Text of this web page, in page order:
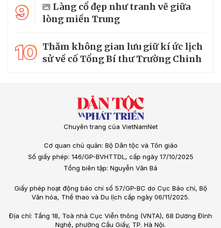
9
Làng cổ đẹp như tranh vẽ giữa
lòng miền Trung
10 Thăm không gian lưu giữ kí ức lịch
sử về cố Tổng Bí thư Trường Chinh
Chuyên trang của VietNamNet
Cơ quan chủ quản: Bộ Dân tộc và Tôn giáo
Số giấy phép: 146/GP-BVHTTDL, cấp ngày 17/10/2025
Tổng biên tập: Nguyễn Văn Bá
Giấy phép hoạt động báo chí số 57/GP-BC do Cục Báo chí, Bộ
Văn hóa, Thể thao và Du lịch cấp ngày 06/11/2025.
Địa chỉ: Tầng 18, Toà nhà Cục Viễn thông (VNTA), 68 Dương Đình
Nghệ, phường Cầu Giấy, TP. Hà Nội.